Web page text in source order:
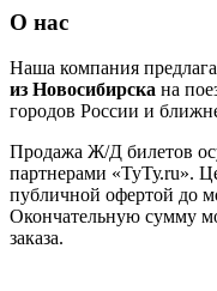
О нас
Наша компания
из Новосибирска на
городов России и
Продажа Ж/Д билетов
партнерами «ТуТу.ru».
публичной офертой до
Окончательную сумму
заказа.